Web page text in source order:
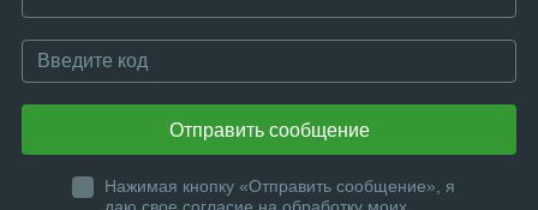
Отправить сообщение
Нажимая кнопку «Отправить сообщение», я